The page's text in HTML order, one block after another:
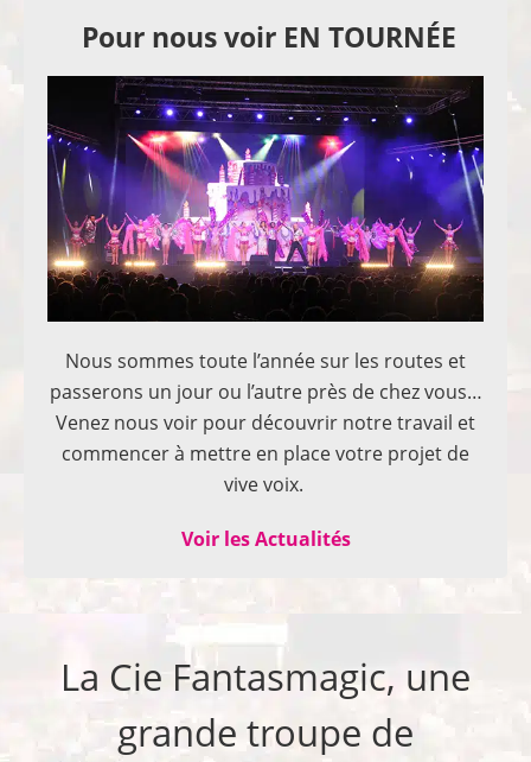
Pour nous voir EN TOURNÉE
Nous sommes toute l’année sur les routes et
passerons un jour ou l’autre près de chez vous…
Venez nous voir pour découvrir notre travail et
commencer à mettre en place votre projet de
vive voix.
Voir les Actualités
La Cie Fantasmagic, une
grande troupe de